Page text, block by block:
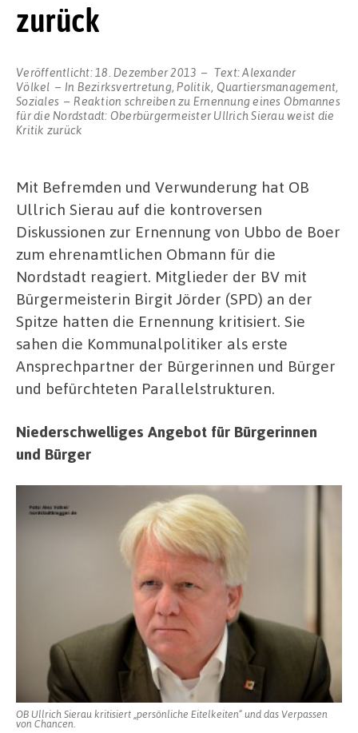
zurück
Veröffentlicht: 18. Dezember 2013 Text:Alexander
Völkel
In Bezirksvertretung,Politik, Quartiersmanagement,
Soziales
Reaktion schreiben zu Ernennung eines Obmannes
für die Nordstadt: Oberbürgermeister Ullrich Sierau weist die
Kritik zurück
Mit Befremden und Verwunderung hat OB
Ullrich Sierau auf die kontroversen
Diskussionen zur Ernennung von Ubbo de Boer
zum ehrenamtlichen Obmann für die
Nordstadt reagiert. Mitglieder der BV mit
Bürgermeisterin Birgit Jörder (SPD) an der
Spitze hatten die Ernennung kritisiert. Sie
sahen die Kommunalpolitiker als erste
Ansprechpartner der Bürgerinnen und Bürger
und befürchteten Parallelstrukturen.
Niederschwelliges Angebot für Bürgerinnen
und Bürger
OB Ullrich Sierau kritisiert „persönliche Eitelkeiten“ und das Verpassen
von Chancen.